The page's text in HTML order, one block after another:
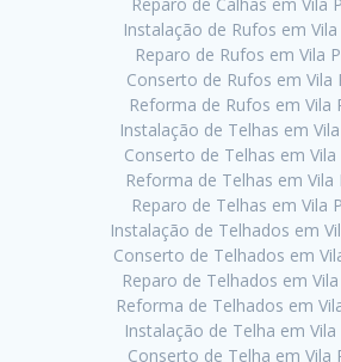
Reparo de Calhas em Vila
Instalação de Rufos em
Reparo de Rufos em Vila
Conserto de Rufos em Vila
Reforma de Rufos em Vila
Instalação de Telhas em
Conserto de Telhas em
Reforma de Telhas em Vila
Reparo de Telhas em Vila
Instalação de Telhados em
Conserto de Telhados em
Reparo de Telhados em
Reforma de Telhados em
Instalação de Telha em
Conserto de Telha em Vila